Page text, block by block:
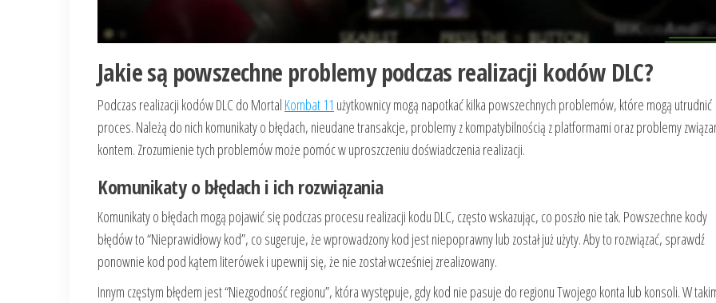
Jakie są powszechne problemy podczas realizacji kodów DLC?
Podczas realizacji kodów DLC do Mortal Kombat 11 użytkownicy mogą napotkać kilka powszechnych problemów, które mogą utrudnić
proces. Należą do nich komunikaty o błędach, nieudane transakcje, problemy z kompatybilnością z platformami oraz problemy
kontem. Zrozumienie tych problemów może pomóc w uproszczeniu doświadczenia realizacji.
Komunikaty o błędach i ich rozwiązania
Komunikaty o błędach mogą pojawić się podczas procesu realizacji kodu DLC, często wskazując, co poszło nie tak. Powszechne kody
błędów to “Nieprawidłowy kod”, co sugeruje, że wprowadzony kod jest niepoprawny lub został już użyty. Aby to rozwiązać, sprawdź
ponownie kod pod kątem literówek i upewnij się, że nie został wcześniej zrealizowany.
Innym częstym błędem jest “Niezgodność regionu”, która występuje, gdy kod nie pasuje do regionu Twojego konta lub konsoli. W